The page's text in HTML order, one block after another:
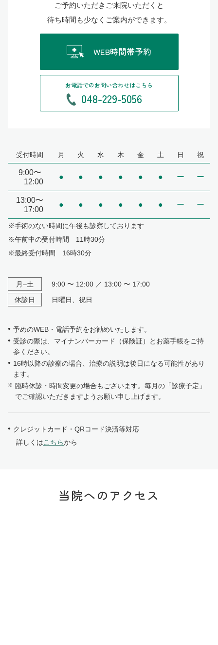
ご予約いただきご来院いただくと
待ち時間も少なくご案内ができます。
WEB時間帯予約
お電話でのお問い合わせはこちら
048-229-5056
受付時間 月 火 水 木 金 土 日 祝
9:00〜
12:00
● ● ● ● ● ● ー ー
13:00〜
17:00
● ● ● ● ● ● ー ー
※手術のない時間に午後も診察しております
※午前中の受付時間 11時30分
※最終受付時間 16時30分
月–土
9:00 〜 12:00 ／ 13:00 〜 17:00
休診日
日曜日、祝日
予めのWEB・電話予約をお勧めいたします。
受診の際は、マイナンバーカード（保険証）とお薬手帳をご持
参ください。
16時以降の診察の場合、治療の説明は後日になる可能性があり
ます。
臨時休診・時間変更の場合もございます。毎月の「診療予定」
でご確認いただきますようお願い申し上げます。
クレジットカード・QRコード決済等対応
詳しくはこちらから
当院へのアクセス